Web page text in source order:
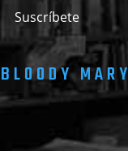
BLOODY MARY